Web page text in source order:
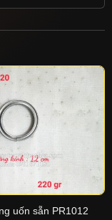
uốn sẵn PR1012